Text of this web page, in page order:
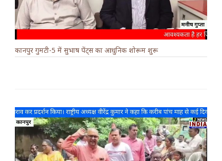
कानपुर गुमटी-5 में सुभाष पेंट्स का आधुनिक शोरूम शुरू